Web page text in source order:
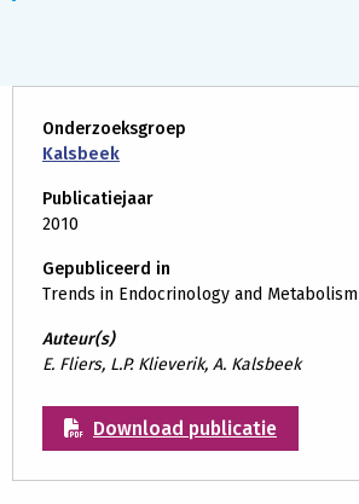
Onderzoeksgroep
Kalsbeek
Publicatiejaar
2010
Gepubliceerd in
Trends in Endocrinology and Metabolism
Auteur(s)
E. Fliers, L.P. Klieverik, A. Kalsbeek
Download publicatie